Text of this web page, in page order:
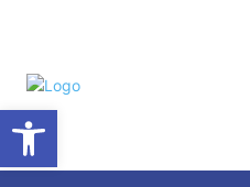
Open toolbar